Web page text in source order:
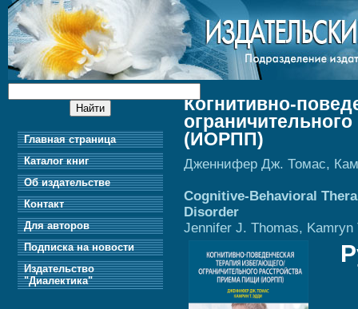
Когнитивно-
(ИОРПП)
Дженнифер Дж. Томас,
Cognitive-Behavioral
Disorder
Jennifer J. Thomas, Kamryn
Главная страница
Каталог книг
Об издательстве
Контакт
Для авторов
Подписка на новости
Издательство
"Диалектика"